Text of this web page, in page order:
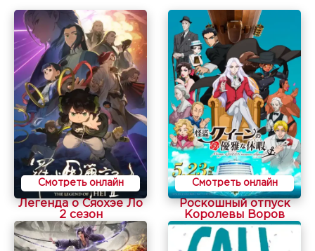
Смотреть онлайн
Легенда о Сяохэе Ло
2 сезон
Смотреть онлайн
Роскошный отпуск
Королевы Воров